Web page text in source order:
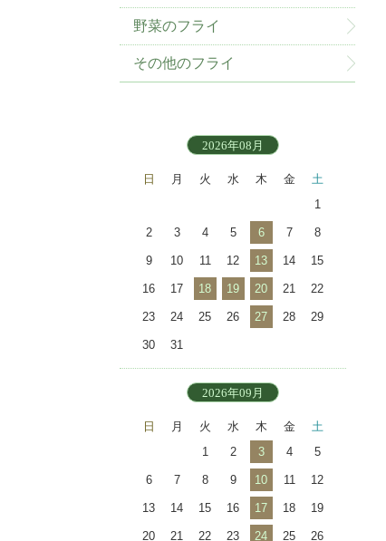
野菜のフライ
その他のフライ
2026年08月
日 月 火 水 木 金
土
1
2 3 4 5 6 7 8
9 10 11 12 13 14 15
16 17 18 19 20 21 22
23 24 25 26 27 28 29
30 31
2026年09月
日 月 火 水 木 金
土
1
2 3 4 5
6 7 8 9 10 11 12
13 14 15 16 17 18 19
20 21 22 23 24 25 26